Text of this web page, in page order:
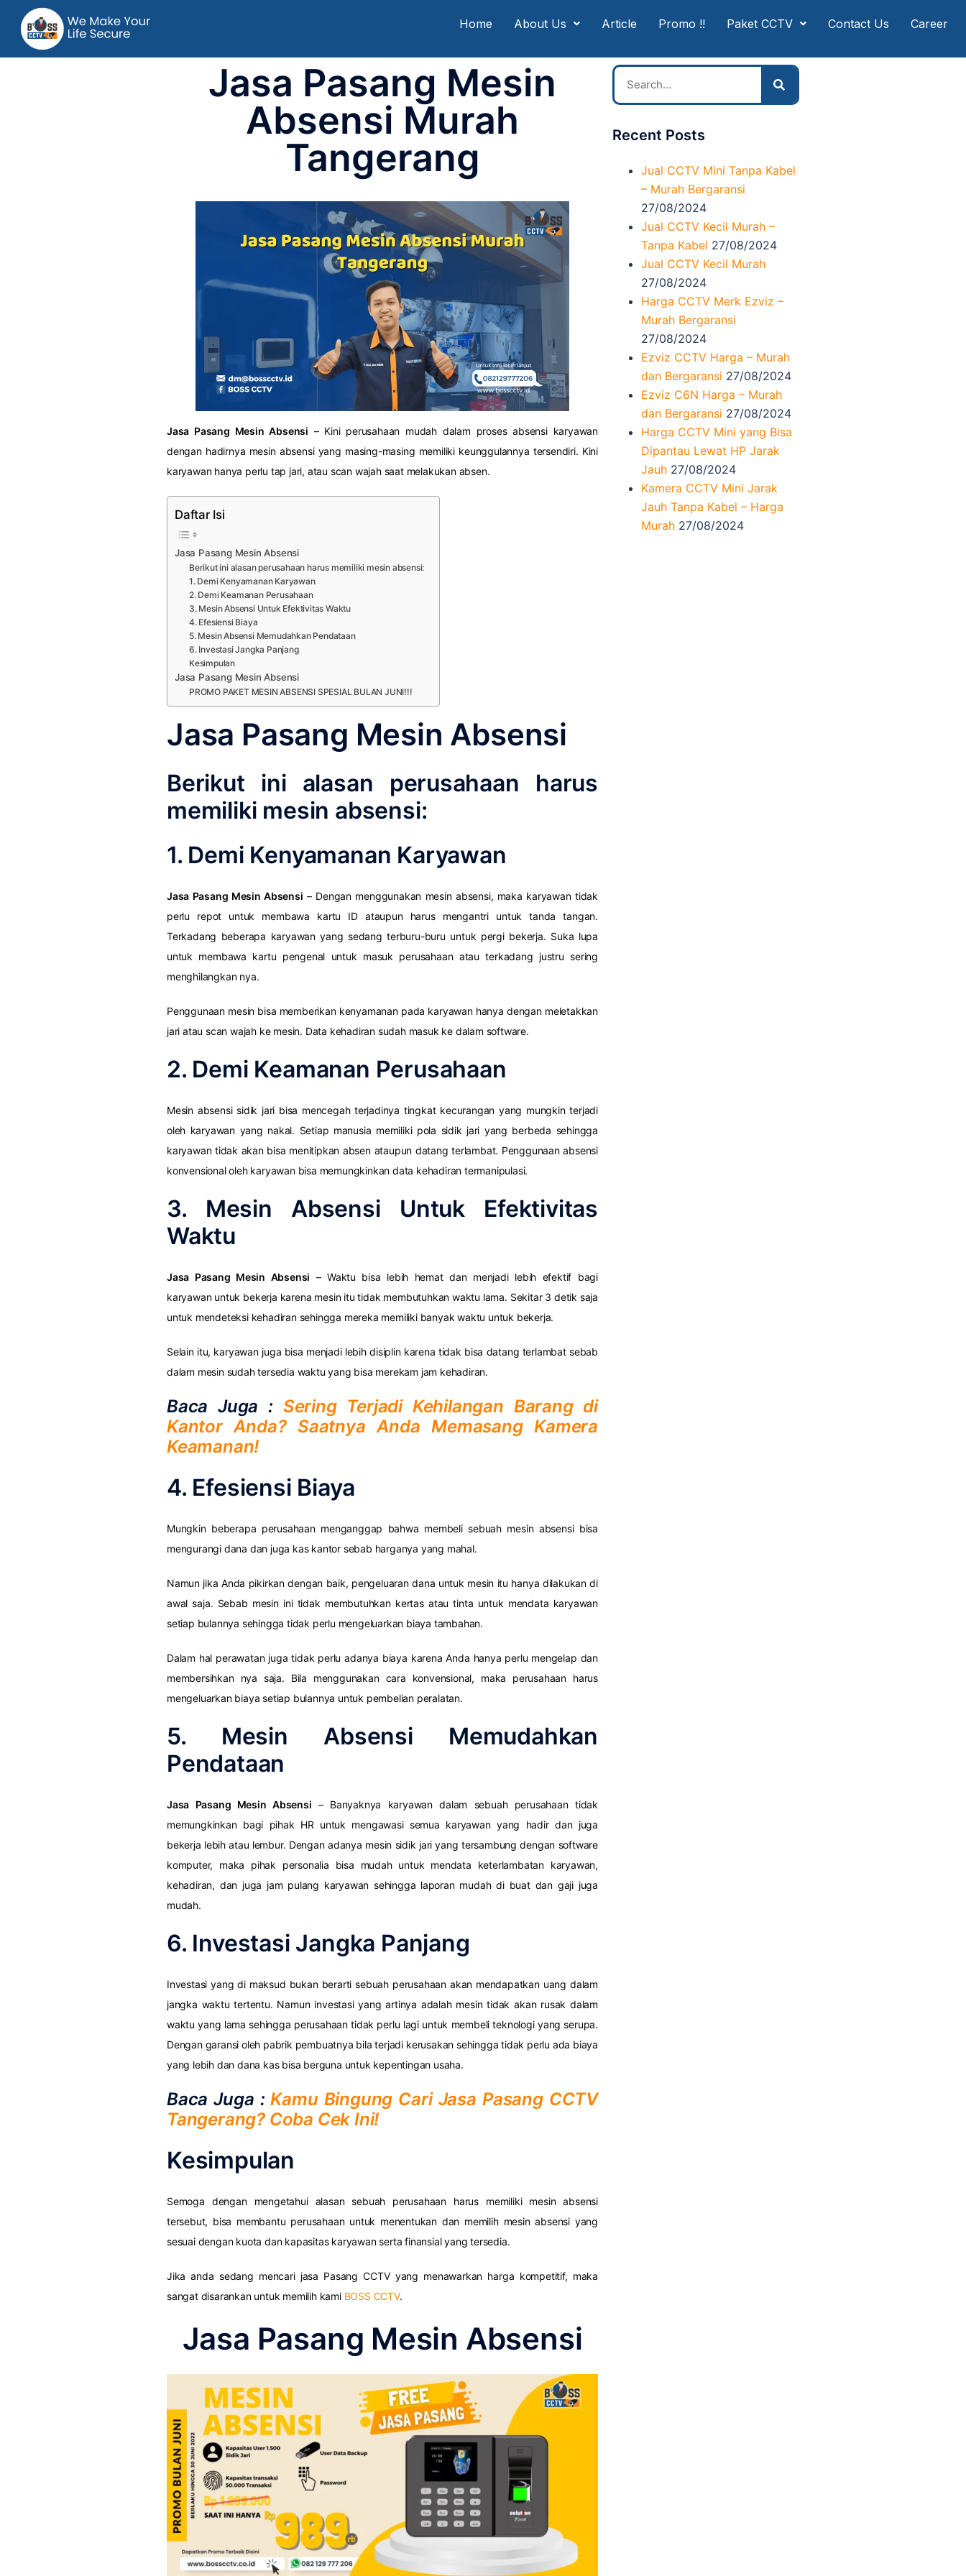
Home About Us Article Promo !! Paket CCTV Contact Us Career
Jasa Pasang Mesin
Absensi Murah
Tangerang
Jasa Pasang Mesin Absensi – Kini perusahaan mudah dalam proses absensi karyawan
dengan hadirnya mesin absensi yang masing-masing memiliki keunggulannya tersendiri. Kini
karyawan hanya perlu tap jari, atau scan wajah saat melakukan absen.
Daftar Isi
Jasa Pasang Mesin Absensi
Berikut ini alasan perusahaan harus memiliki mesin absensi:
1. Demi Kenyamanan Karyawan
2. Demi Keamanan Perusahaan
3. Mesin Absensi Untuk Efektivitas Waktu
4. Efesiensi Biaya
5. Mesin Absensi Memudahkan Pendataan
6. Investasi Jangka Panjang
Kesimpulan
Jasa Pasang Mesin Absensi
PROMO PAKET MESIN ABSENSI SPESIAL BULAN JUNI!!!
Jasa Pasang Mesin Absensi
Berikut ini alasan perusahaan harus
memiliki mesin absensi:
1. Demi Kenyamanan Karyawan
Jasa Pasang Mesin Absensi – Dengan menggunakan mesin absensi, maka karyawan tidak
perlu repot untuk membawa kartu ID ataupun harus mengantri untuk tanda tangan.
Terkadang beberapa karyawan yang sedang terburu-buru untuk pergi bekerja. Suka lupa
untuk membawa kartu pengenal untuk masuk perusahaan atau terkadang justru sering
menghilangkan nya.
Penggunaan mesin bisa memberikan kenyamanan pada karyawan hanya dengan meletakkan
jari atau scan wajah ke mesin. Data kehadiran sudah masuk ke dalam software.
2. Demi Keamanan Perusahaan
Mesin absensi sidik jari bisa mencegah terjadinya tingkat kecurangan yang mungkin terjadi
oleh karyawan yang nakal. Setiap manusia memiliki pola sidik jari yang berbeda sehingga
karyawan tidak akan bisa menitipkan absen ataupun datang terlambat. Penggunaan absensi
konvensional oleh karyawan bisa memungkinkan data kehadiran termanipulasi.
3. Mesin Absensi Untuk Efektivitas
Waktu
Jasa Pasang Mesin Absensi – Waktu bisa lebih hemat dan menjadi lebih efektif bagi
karyawan untuk bekerja karena mesin itu tidak membutuhkan waktu lama. Sekitar 3 detik saja
untuk mendeteksi kehadiran sehingga mereka memiliki banyak waktu untuk bekerja.
Selain itu, karyawan juga bisa menjadi lebih disiplin karena tidak bisa datang terlambat sebab
dalam mesin sudah tersedia waktu yang bisa merekam jam kehadiran.
Baca Juga : Sering Terjadi Kehilangan Barang di
Kantor Anda? Saatnya Anda Memasang Kamera
Keamanan!
4. Efesiensi Biaya
Mungkin beberapa perusahaan menganggap bahwa membeli sebuah mesin absensi bisa
mengurangi dana dan juga kas kantor sebab harganya yang mahal.
Namun jika Anda pikirkan dengan baik, pengeluaran dana untuk mesin itu hanya dilakukan di
awal saja. Sebab mesin ini tidak membutuhkan kertas atau tinta untuk mendata karyawan
setiap bulannya sehingga tidak perlu mengeluarkan biaya tambahan.
Dalam hal perawatan juga tidak perlu adanya biaya karena Anda hanya perlu mengelap dan
membersihkan nya saja. Bila menggunakan cara konvensional, maka perusahaan harus
mengeluarkan biaya setiap bulannya untuk pembelian peralatan.
5. Mesin Absensi Memudahkan
Pendataan
Jasa Pasang Mesin Absensi – Banyaknya karyawan dalam sebuah perusahaan tidak
memungkinkan bagi pihak HR untuk mengawasi semua karyawan yang hadir dan juga
bekerja lebih atau lembur. Dengan adanya mesin sidik jari yang tersambung dengan software
komputer, maka pihak personalia bisa mudah untuk mendata keterlambatan karyawan,
kehadiran, dan juga jam pulang karyawan sehingga laporan mudah di buat dan gaji juga
mudah.
6. Investasi Jangka Panjang
Investasi yang di maksud bukan berarti sebuah perusahaan akan mendapatkan uang dalam
jangka waktu tertentu. Namun investasi yang artinya adalah mesin tidak akan rusak dalam
waktu yang lama sehingga perusahaan tidak perlu lagi untuk membeli teknologi yang serupa.
Dengan garansi oleh pabrik pembuatnya bila terjadi kerusakan sehingga tidak perlu ada biaya
yang lebih dan dana kas bisa berguna untuk kepentingan usaha.
Baca Juga :Kamu Bingung Cari Jasa Pasang CCTV
Tangerang? Coba Cek Ini!
Kesimpulan
Semoga dengan mengetahui alasan sebuah perusahaan harus memiliki mesin absensi
tersebut, bisa membantu perusahaan untuk menentukan dan memilih mesin absensi yang
sesuai dengan kuota dan kapasitas karyawan serta finansial yang tersedia.
Jika anda sedang mencari jasa Pasang CCTV yang menawarkan harga kompetitif, maka
sangat disarankan untuk memilih kami BOSS CCTV.
Jasa Pasang Mesin Absensi
Recent Posts
Jual CCTV Mini Tanpa Kabel
– Murah Bergaransi
27/08/2024
Jual CCTV Kecil Murah –
Tanpa Kabel 27/08/2024
Jual CCTV Kecil Murah
27/08/2024
Harga CCTV Merk Ezviz –
Murah Bergaransi
27/08/2024
Ezviz CCTV Harga – Murah
dan Bergaransi 27/08/2024
Ezviz C6N Harga – Murah
dan Bergaransi 27/08/2024
Harga CCTV Mini yang Bisa
Dipantau Lewat HP Jarak
Jauh 27/08/2024
Kamera CCTV Mini Jarak
Jauh Tanpa Kabel – Harga
Murah 27/08/2024